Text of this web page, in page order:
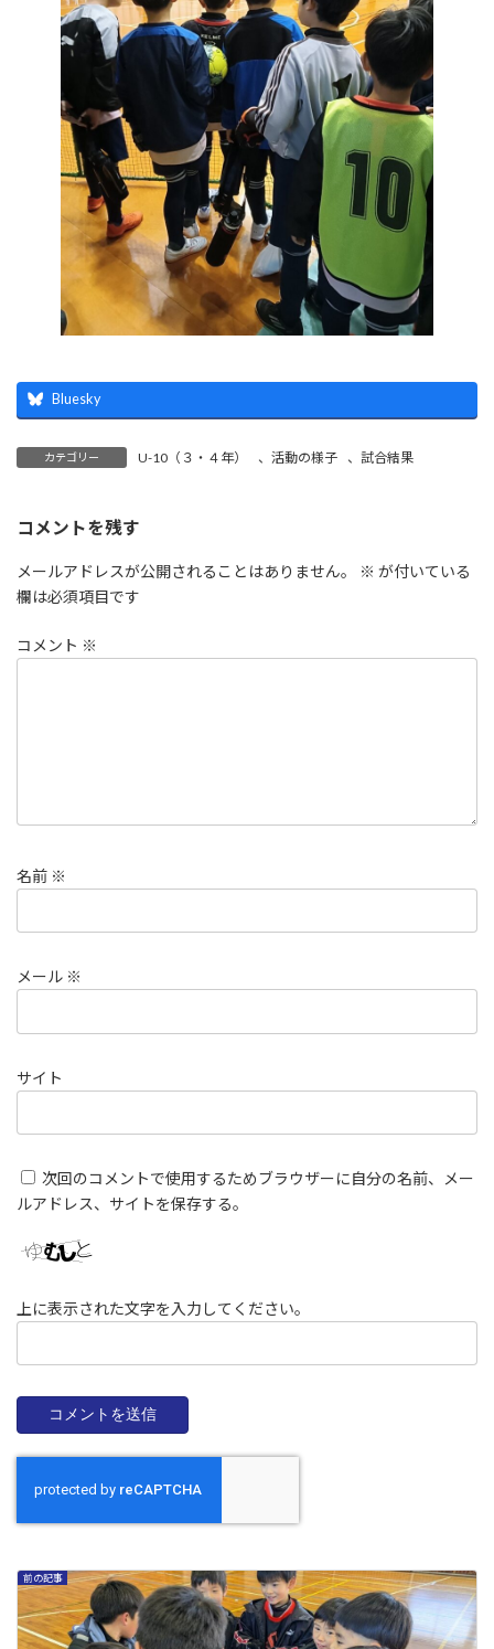
Bluesky
カテゴリー U-10（３・４年） 、 活動の様子 、試合結果
コメントを残す
メールアドレスが公開されることはありません。 ※ が付いている
欄は必須項目です
コメント ※
名前 ※
メール ※
サイト
次回のコメントで使用するためブラウザーに自分の名前、メー
ルアドレス、サイトを保存する。
上に表示された文字を入力してください。
前の記事